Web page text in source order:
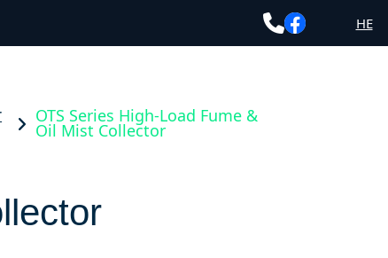
HE
OTS Series High-Load Fume &
Oil Mist Collector